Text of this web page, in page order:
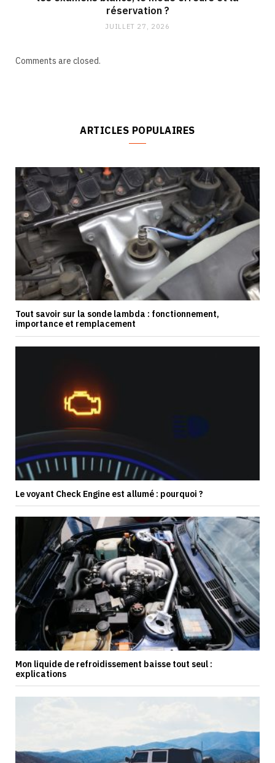
réservation ?
JUILLET 27, 2026
Comments are closed.
ARTICLES POPULAIRES
Tout savoir sur la sonde lambda : fonctionnement,
importance et remplacement
Le voyant Check Engine est allumé : pourquoi ?
Mon liquide de refroidissement baisse tout seul :
explications